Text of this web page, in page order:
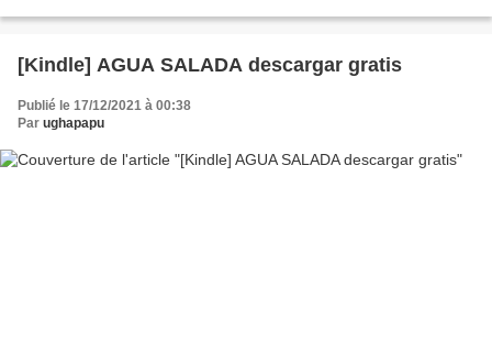
[Kindle] AGUA SALADA descargar gratis
Publié le 17/12/2021 à 00:38
Par ughapapu